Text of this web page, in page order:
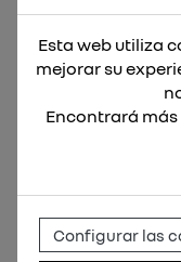
Esta web utiliza
mejorar su
Encontrará
Configurar las